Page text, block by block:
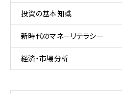
投資の基本知識
新時代のマネーリテラシー
経済・市場分析